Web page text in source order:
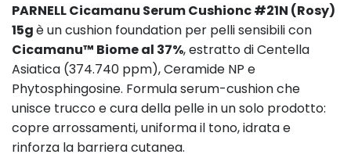
PARNELL Cicamanu Serum Cushionc#21N (Rosy)
15gè un cushion foundation per pelli sensibili con
Cicamanu™ Biome al 37%, estratto di Centella
Asiatica (374.740 ppm), Ceramide NP e
Phytosphingosine. Formula serum-cushion che
unisce trucco e cura della pelle in un solo prodotto:
copre arrossamenti, uniforma il tono, idrata e
rinforza la barriera cutanea.